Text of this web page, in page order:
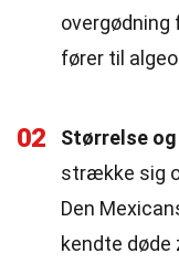
overgødning
fører til
02 Størrelse
strække sig
Den
kendte døde